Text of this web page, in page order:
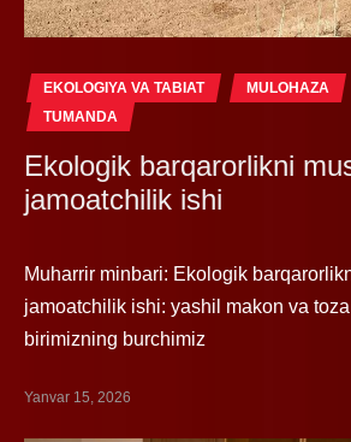
EKOLOGIYA VA TABIAT MULOHAZA
TUMANDA
Ekologik barqarorlikni
jamoatchilik ishi
Muharrir minbari: Ekologik
jamoatchilik ishi: yashil makon va
birimizning burchimiz
Yanvar 15, 2026